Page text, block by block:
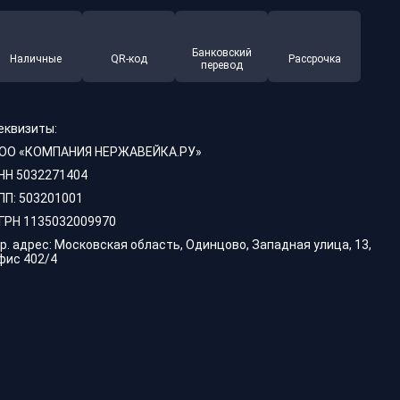
Наличные QR-код
Банковский
перевод
Рассрочка
«КОМПАНИЯ НЕРЖАВЕЙКА.РУ»
5032271404
503201001
1135032009970
адрес: Московская область, Одинцово, Западная улица, 13,
402/4